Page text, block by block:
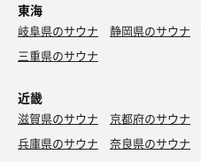
東海
岐阜県のサウナ 静岡県のサウナ
三重県のサウナ
近畿
滋賀県のサウナ 京都府のサウナ
兵庫県のサウナ
奈良県のサウナ